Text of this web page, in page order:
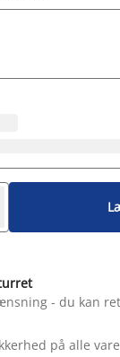
- du kan
på alle